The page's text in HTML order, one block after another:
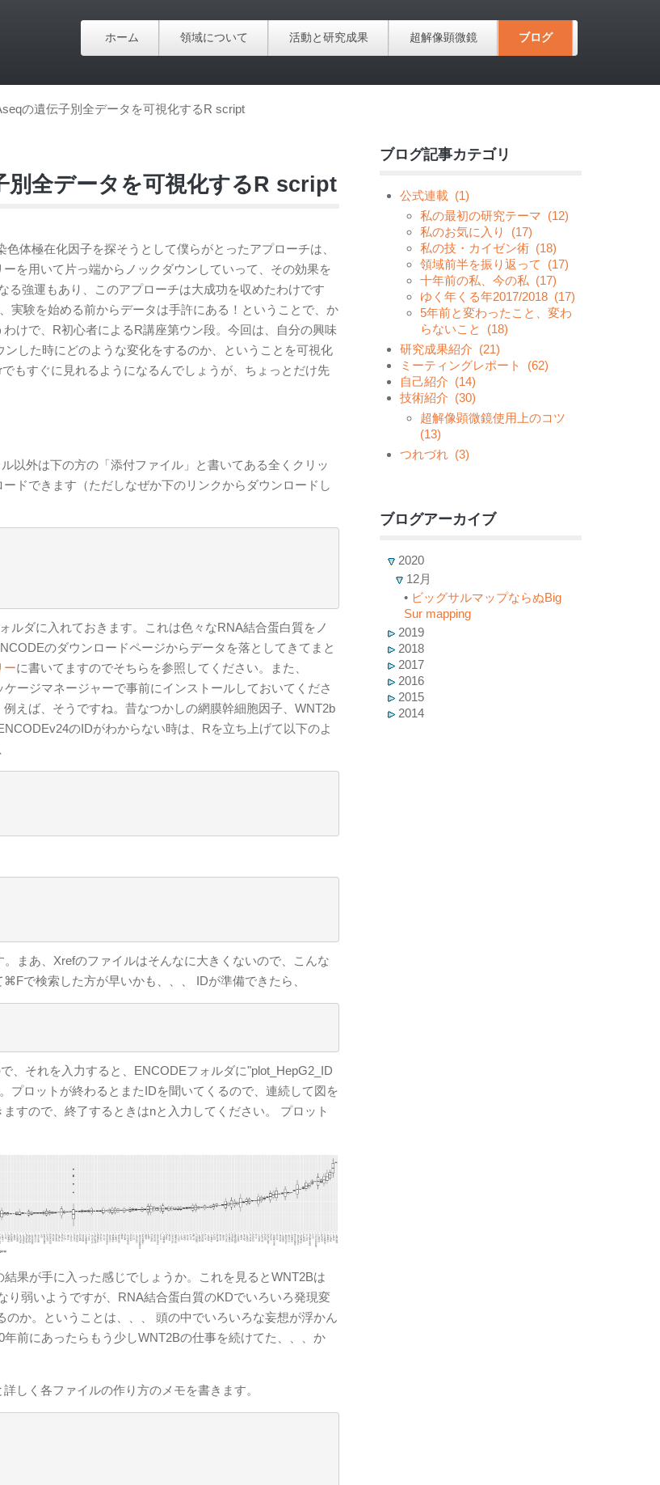
ホーム 領域について 活動と研究成果 超解像顕微鏡 ブログ
の遺伝子別全データを可視化するR script
全データを可視化するR script
体極在化因子を探そうとして僕らがとったアプローチは、
を用いて片っ端からノックダウンしていって、その効果を
強運もあり、このアプローチは大成功を収めたわけです
実験を始める前からデータは手許にある！ということで、か
けで、R初心者によるR講座第ウン段。今回は、自分の興味
した時にどのような変化をするのか、ということを可視化
もすぐに見れるようになるんでしょうが、ちょっとだけ先
以外は下の方の「添付ファイル」と書いてある全くクリッ
ドできます（ただしなぜか下のリンクからダウンロードし
ルダに入れておきます。これは色々なRNA結合蛋白質をノ
のダウンロードページからデータを落としてきてまと
ーに書いてますのでそちらを参照してください。また、
ージマネージャーで事前にインストールしておいてくださ
えば、そうですね。昔なつかしの網膜幹細胞因子、WNT2b
のIDがわからない時は、Rを立ち上げて以下のよ
まあ、Xrefのファイルはそんなに大きくないので、こんな
で検索した方が早いかも、、、 IDが準備できたら、
、それを入力すると、ENCODEフォルダに"plot_HepG2_ID
プロットが終わるとまたIDを聞いてくるので、連続して図を
すので、終了するときはnと入力してください。 プロット
果が手に入った感じでしょうか。これを見るとWNT2Bは
り弱いようですが、RNA結合蛋白質のKDでいろいろ発現変
か。ということは、、、 頭の中でいろいろな妄想が浮かん
前にあったらもう少しWNT2Bの仕事を続けてた、、、か
しく各ファイルの作り方のメモを書きます。
ブログ記事カテゴリ
公式連載 (1)
私の最初の研究テーマ (12)
私のお気に入り
(17)
私の技・カイゼン術 (18)
領域前半を振り返って
(17)
十年前の私、今の私 (17)
ゆく年くる年2017/2018 (17)
5年前と変わったこと、変わ
らないこと
(18)
研究成果紹介 (21)
ミーティングレポート
(62)
自己紹介 (14)
技術紹介 (30)
超解像顕微鏡使用上のコツ
(13)
つれづれ (3)
ブログアーカイブ
2020
12月
• ビッグサルマップならぬBig
Sur mapping
2019
2018
2017
2016
2015
2014